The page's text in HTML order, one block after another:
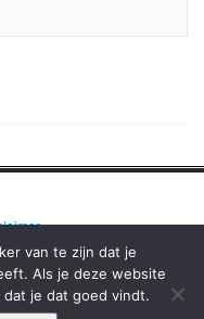
MENTALE GEZONDHEID
van te zijn dat je
Als je deze website
je dat goed vindt.